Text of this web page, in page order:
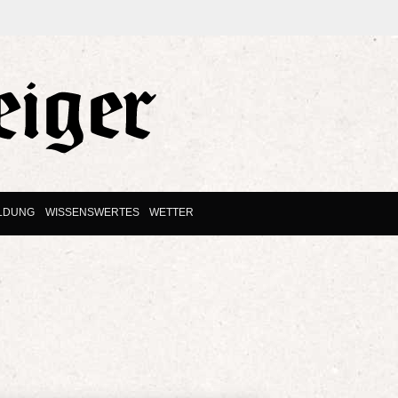
WISSENSWERTES WETTER